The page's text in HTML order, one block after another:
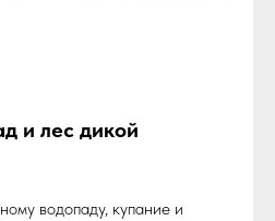
и лес дикой
водопаду, купание и